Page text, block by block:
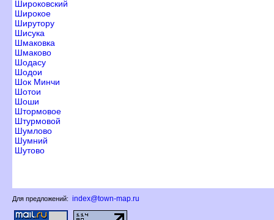
Широковский
Широкое
Ширутору
Шисука
Шмаковка
Шмаково
Шодасу
Шодои
Шок Минчи
Шотои
Шоши
Штормовое
Штурмовой
Шумлово
Шумний
Шутово
Для предложений: index@town-map.ru